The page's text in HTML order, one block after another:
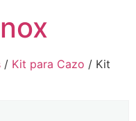
/ Kit para Cazo / Kit